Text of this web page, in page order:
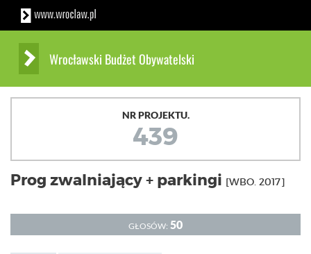
Wrocławski Budżet Obywatelski
NR PROJEKTU.
439
Prog zwalniający + parkingi [WBO. 2017]
GŁOSÓW: 50